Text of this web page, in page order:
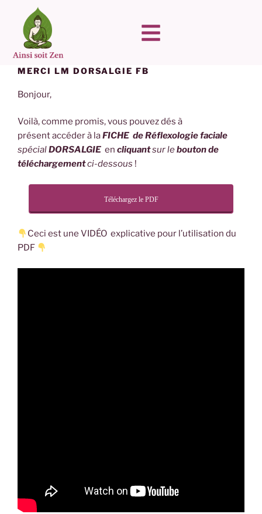
MERCI LM DORSALGIE FB
Bonjour,
Voilà, comme promis, vous pouvez dés à
présent accéder à laFICHE de Réflexologie faciale
spécialDORSALGIE en cliquantsur lebouton de
téléchargementci-dessous !
Téléchargez le PDF
Ceci est une VIDÉO explicative pour l’utilisation du
PDF